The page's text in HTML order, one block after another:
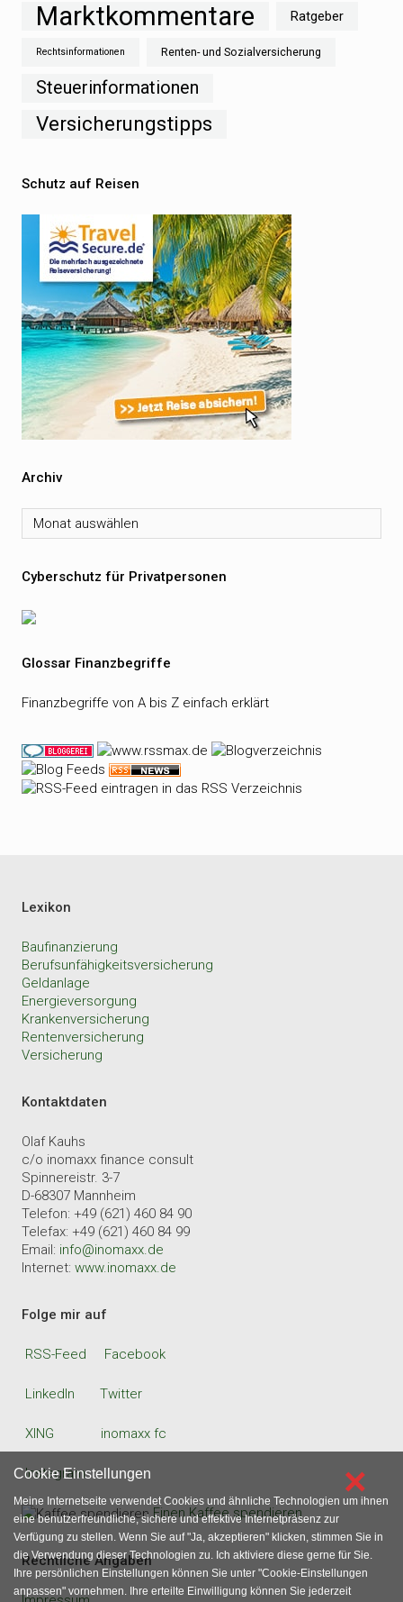
Marktkommentare Ratgeber
Rechtsinformationen Renten- und Sozialversicherung
Steuerinformationen
Versicherungstipps
Schutz auf Reisen
Archiv
Archiv
Cyberschutz für Privatpersonen
Glossar Finanzbegriffe
Finanzbegriffe von A bis Z einfach erklärt
Lexikon
Baufinanzierung
Berufsunfähigkeitsversicherung
Geldanlage
Energieversorgung
Krankenversicherung
Rentenversicherung
Versicherung
Kontaktdaten
Olaf Kauhs
c/o inomaxx finance consult
Spinnereistr. 3-7
D-68307 Mannheim
Telefon: +49 (621) 460 84 90
Telefax: +49 (621) 460 84 99
Email: info@inomaxx.de
Internet: www.inomaxx.de
Folge mir auf
RSS-Feed Facebook
LinkedIn Twitter
XING inomaxx fc
Instagram
Einen Kaffee spendieren
Rechtliche Angaben
×
Cookie Einstellungen
Meine Internetseite verwendet Cookies und ähnliche Technologien um ihnen
eine benutzerfreundliche, sichere und effektive Internetpräsenz zur
Verfügung zu stellen. Wenn Sie auf "Ja, akzeptieren" klicken, stimmen Sie in
die Verwendung dieser Technologien zu. Ich aktiviere diese gerne für Sie.
Ihre persönlichen Einstellungen können Sie unter "Cookie-Einstellungen
anpassen" vornehmen. Ihre erteilte Einwilligung können Sie jederzeit